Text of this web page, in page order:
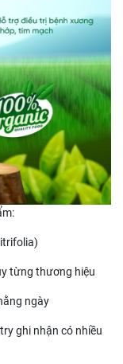
từng thương hiệu
ngày
ghi nhận có nhiều